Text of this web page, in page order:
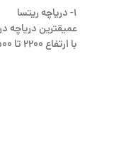
۱- دریاچه ریتسا
با ارتفاع ۲۲۰۰ تا ۳۵۰۰ متر، دریاچه را احاطه کرده اند.